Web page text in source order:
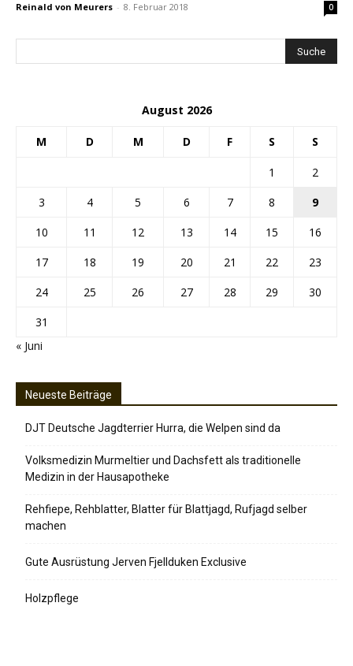
Reinald von Meurers - 8. Februar 2018 0
August 2026
M D M D F S S
1
2
3
4 5 6 7 8
9
10
11 12 13 14 15
16
17
18 19 20 21 22
23
24
25 26 27 28 29
30
31
« Juni
Neueste Beiträge
DJT Deutsche Jagdterrier Hurra, die Welpen sind da
Volksmedizin Murmeltier und Dachsfett als traditionelle
Medizin in der Hausapotheke
Rehfiepe, Rehblatter, Blatter für Blattjagd, Rufjagd selber
machen
Gute Ausrüstung Jerven Fjellduken Exclusive
Holzpflege